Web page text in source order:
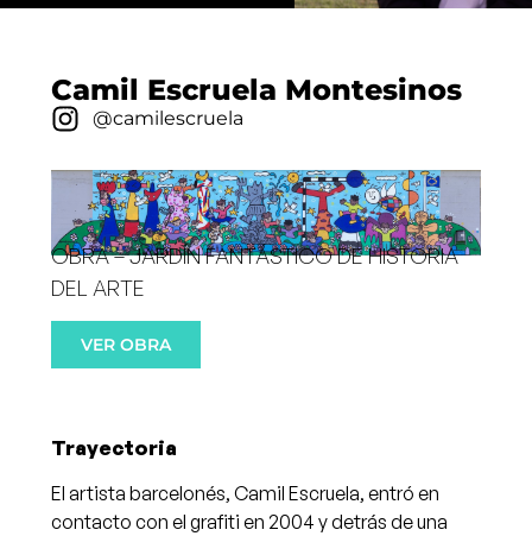
Camil Escruela Montesinos
@camilescruela
OBRA – JARDÍN FANTÁSTICO DE HISTORIA
DEL ARTE
VER OBRA
Trayectoria
El artista barcelonés, Camil Escruela, entró en
contacto con el grafiti en 2004 y detrás de una